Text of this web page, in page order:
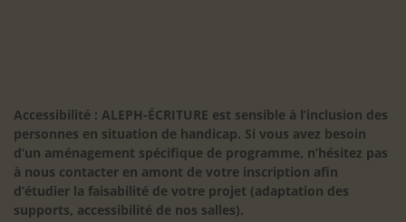
Accessibilité : ALEPH-ÉCRITURE est sensible à l’inclusion des
personnes en situation de handicap. Si vous avez besoin
d’un aménagement spécifique de programme, n’hésitez pas
à nous contacter en amont de votre inscription afin
d’étudier la faisabilité de votre projet (adaptation des
supports, accessibilité de nos salles).